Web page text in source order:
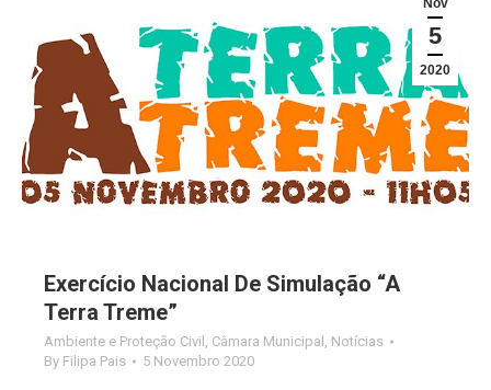
5
2020
Exercício Nacional De Simulação “A
Terra Treme”
Ambiente e Proteção Civil , Câmara Municipal , Notícias
By Filipa Pais 5 Novembro 2020